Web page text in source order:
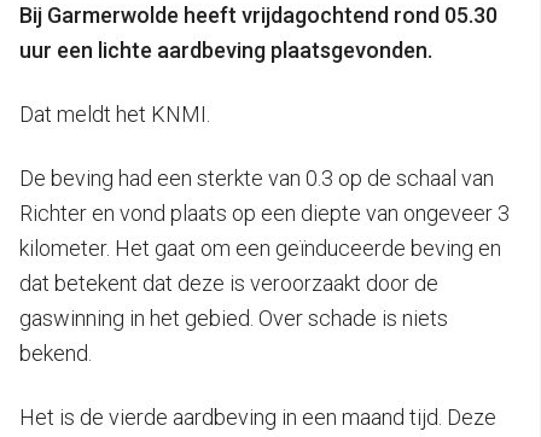
Bij Garmerwolde heeft vrijdagochtend rond 05.30
uur een lichte aardbeving plaatsgevonden.
Dat meldt het KNMI.
De beving had een sterkte van 0.3 op de schaal van
Richter en vond plaats op een diepte van ongeveer 3
kilometer. Het gaat om een geïnduceerde beving en
dat betekent dat deze is veroorzaakt door de
gaswinning in het gebied. Over schade is niets
bekend.
Het is de vierde aardbeving in een maand tijd. Deze